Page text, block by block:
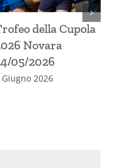
della Cupola
Novara
05/2026
Giugno 2026